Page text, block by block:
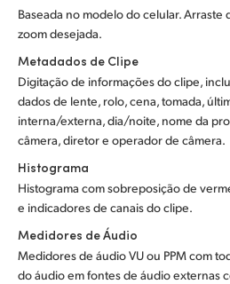
Baseada no modelo do celular. Arraste
zoom desejada.
Metadados de Clipe
Digitação de informações do clipe,
dados de lente, rolo, cena, tomada,
interna/externa, dia/noite, nome da
câmera, diretor e operador de câmera.
Histograma
Histograma com sobreposição de
e indicadores de canais do clipe.
Medidores de Áudio
Medidores de áudio VU ou PPM com
do áudio em fontes de áudio externas